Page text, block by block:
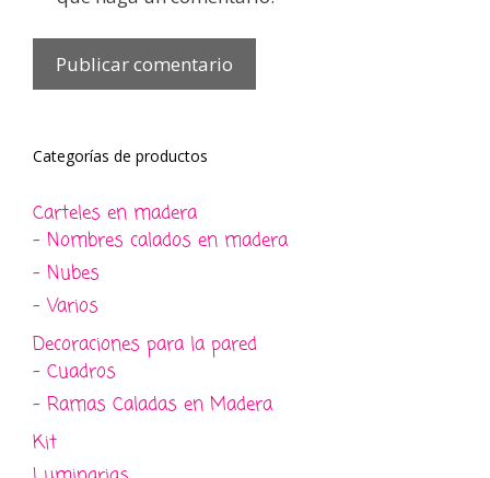
Categorías de productos
Carteles en madera
- Nombres calados en madera
- Nubes
- Varios
Decoraciones para la pared
- Cuadros
- Ramas Caladas en Madera
Kit